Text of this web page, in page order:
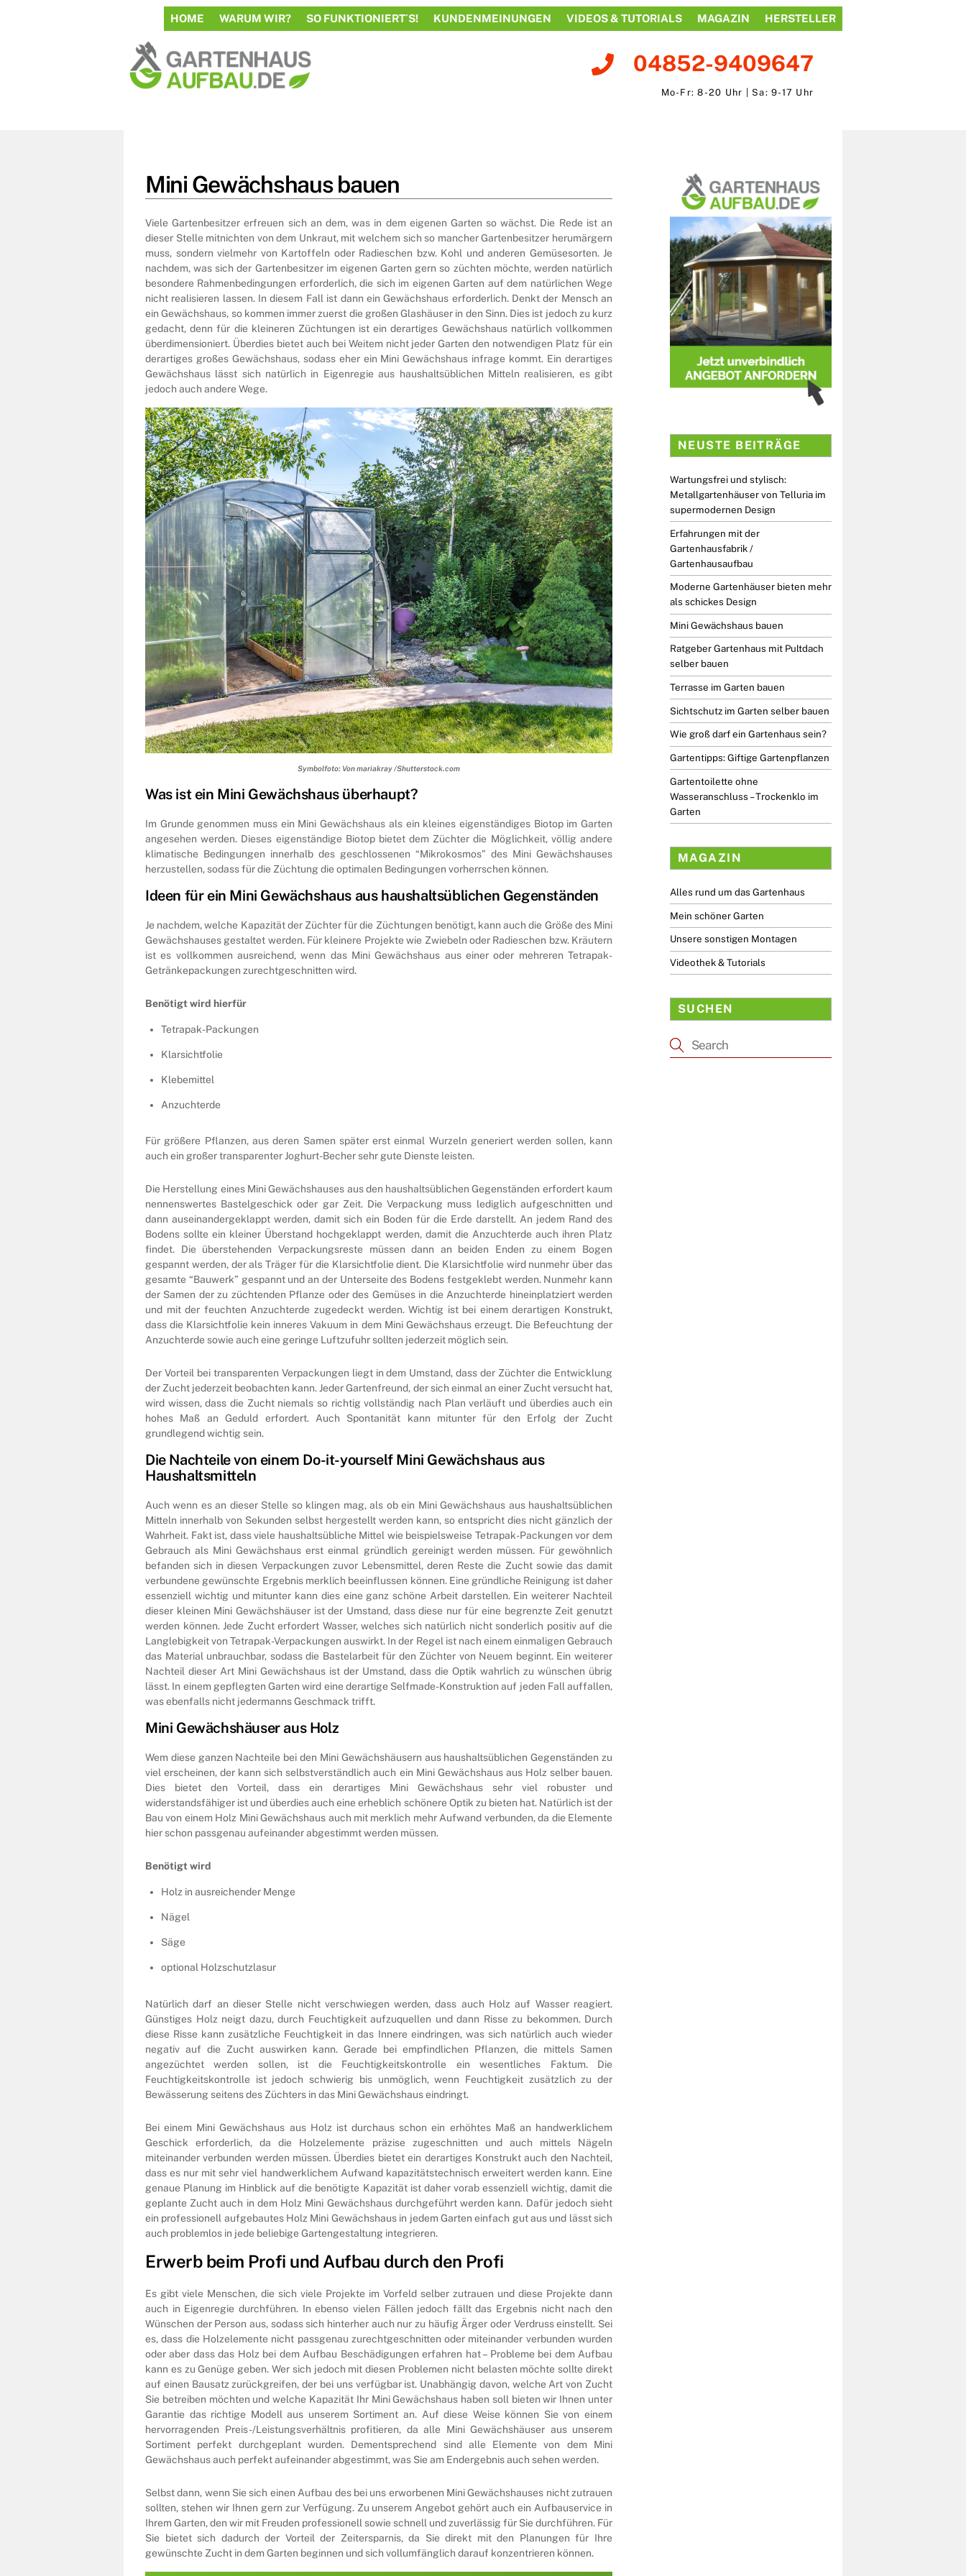
HOME WARUM WIR? SO FUNKTIONIERT´S! KUNDENMEINUNGEN VIDEOS & TUTORIALS MAGAZIN HERSTELLER
04852-9409647
Mo-Fr: 8-20 Uhr | Sa: 9-17 Uhr
Mini Gewächshaus bauen
Viele Gartenbesitzer erfreuen sich an dem, was in dem eigenen Garten so wächst. Die Rede ist an
dieser Stelle mitnichten von dem Unkraut, mit welchem sich so mancher Gartenbesitzer herumärgern
muss, sondern vielmehr von Kartoffeln oder Radieschen bzw. Kohl und anderen Gemüsesorten. Je
nachdem, was sich der Gartenbesitzer im eigenen Garten gern so züchten möchte, werden natürlich
besondere Rahmenbedingungen erforderlich, die sich im eigenen Garten auf dem natürlichen Wege
nicht realisieren lassen. In diesem Fall ist dann ein Gewächshaus erforderlich. Denkt der Mensch an
ein Gewächshaus, so kommen immer zuerst die großen Glashäuser in den Sinn. Dies ist jedoch zu kurz
gedacht, denn für die kleineren Züchtungen ist ein derartiges Gewächshaus natürlich vollkommen
überdimensioniert. Überdies bietet auch bei Weitem nicht jeder Garten den notwendigen Platz für ein
derartiges großes Gewächshaus, sodass eher ein Mini Gewächshaus infrage kommt. Ein derartiges
Gewächshaus lässt sich natürlich in Eigenregie aus haushaltsüblichen Mitteln realisieren, es gibt
jedoch auch andere Wege.
Symbolfoto: Von mariakray /Shutterstock.com
Was ist ein Mini Gewächshaus überhaupt?
Im Grunde genommen muss ein Mini Gewächshaus als ein kleines eigenständiges Biotop im Garten
angesehen werden. Dieses eigenständige Biotop bietet dem Züchter die Möglichkeit, völlig andere
klimatische Bedingungen innerhalb des geschlossenen “Mikrokosmos” des Mini Gewächshauses
herzustellen, sodass für die Züchtung die optimalen Bedingungen vorherrschen können.
Ideen für ein Mini Gewächshaus aus haushaltsüblichen Gegenständen
Je nachdem, welche Kapazität der Züchter für die Züchtungen benötigt, kann auch die Größe des Mini
Gewächshauses gestaltet werden. Für kleinere Projekte wie Zwiebeln oder Radieschen bzw. Kräutern
ist es vollkommen ausreichend, wenn das Mini Gewächshaus aus einer oder mehreren Tetrapak-
Getränkepackungen zurechtgeschnitten wird.
Benötigt wird hierfür
Tetrapak-Packungen
Klarsichtfolie
Klebemittel
Anzuchterde
Für größere Pflanzen, aus deren Samen später erst einmal Wurzeln generiert werden sollen, kann
auch ein großer transparenter Joghurt-Becher sehr gute Dienste leisten.
Die Herstellung eines Mini Gewächshauses aus den haushaltsüblichen Gegenständen erfordert kaum
nennenswertes Bastelgeschick oder gar Zeit. Die Verpackung muss lediglich aufgeschnitten und
dann auseinandergeklappt werden, damit sich ein Boden für die Erde darstellt. An jedem Rand des
Bodens sollte ein kleiner Überstand hochgeklappt werden, damit die Anzuchterde auch ihren Platz
findet. Die überstehenden Verpackungsreste müssen dann an beiden Enden zu einem Bogen
gespannt werden, der als Träger für die Klarsichtfolie dient. Die Klarsichtfolie wird nunmehr über das
gesamte “Bauwerk” gespannt und an der Unterseite des Bodens festgeklebt werden. Nunmehr kann
der Samen der zu züchtenden Pflanze oder des Gemüses in die Anzuchterde hineinplatziert werden
und mit der feuchten Anzuchterde zugedeckt werden. Wichtig ist bei einem derartigen Konstrukt,
dass die Klarsichtfolie kein inneres Vakuum in dem Mini Gewächshaus erzeugt. Die Befeuchtung der
Anzuchterde sowie auch eine geringe Luftzufuhr sollten jederzeit möglich sein.
Der Vorteil bei transparenten Verpackungen liegt in dem Umstand, dass der Züchter die Entwicklung
der Zucht jederzeit beobachten kann. Jeder Gartenfreund, der sich einmal an einer Zucht versucht hat,
wird wissen, dass die Zucht niemals so richtig vollständig nach Plan verläuft und überdies auch ein
hohes Maß an Geduld erfordert. Auch Spontanität kann mitunter für den Erfolg der Zucht
grundlegend wichtig sein.
Die Nachteile von einem Do-it-yourself Mini Gewächshaus aus
Haushaltsmitteln
Auch wenn es an dieser Stelle so klingen mag, als ob ein Mini Gewächshaus aus haushaltsüblichen
Mitteln innerhalb von Sekunden selbst hergestellt werden kann, so entspricht dies nicht gänzlich der
Wahrheit. Fakt ist, dass viele haushaltsübliche Mittel wie beispielsweise Tetrapak-Packungen vor dem
Gebrauch als Mini Gewächshaus erst einmal gründlich gereinigt werden müssen. Für gewöhnlich
befanden sich in diesen Verpackungen zuvor Lebensmittel, deren Reste die Zucht sowie das damit
verbundene gewünschte Ergebnis merklich beeinflussen können. Eine gründliche Reinigung ist daher
essenziell wichtig und mitunter kann dies eine ganz schöne Arbeit darstellen. Ein weiterer Nachteil
dieser kleinen Mini Gewächshäuser ist der Umstand, dass diese nur für eine begrenzte Zeit genutzt
werden können. Jede Zucht erfordert Wasser, welches sich natürlich nicht sonderlich positiv auf die
Langlebigkeit von Tetrapak-Verpackungen auswirkt. In der Regel ist nach einem einmaligen Gebrauch
das Material unbrauchbar, sodass die Bastelarbeit für den Züchter von Neuem beginnt. Ein weiterer
Nachteil dieser Art Mini Gewächshaus ist der Umstand, dass die Optik wahrlich zu wünschen übrig
lässt. In einem gepflegten Garten wird eine derartige Selfmade-Konstruktion auf jeden Fall auffallen,
was ebenfalls nicht jedermanns Geschmack trifft.
Mini Gewächshäuser aus Holz
Wem diese ganzen Nachteile bei den Mini Gewächshäusern aus haushaltsüblichen Gegenständen zu
viel erscheinen, der kann sich selbstverständlich auch ein Mini Gewächshaus aus Holz selber bauen.
Dies bietet den Vorteil, dass ein derartiges Mini Gewächshaus sehr viel robuster und
widerstandsfähiger ist und überdies auch eine erheblich schönere Optik zu bieten hat. Natürlich ist der
Bau von einem Holz Mini Gewächshaus auch mit merklich mehr Aufwand verbunden, da die Elemente
hier schon passgenau aufeinander abgestimmt werden müssen.
Benötigt wird
Holz in ausreichender Menge
Nägel
Säge
optional Holzschutzlasur
Natürlich darf an dieser Stelle nicht verschwiegen werden, dass auch Holz auf Wasser reagiert.
Günstiges Holz neigt dazu, durch Feuchtigkeit aufzuquellen und dann Risse zu bekommen. Durch
diese Risse kann zusätzliche Feuchtigkeit in das Innere eindringen, was sich natürlich auch wieder
negativ auf die Zucht auswirken kann. Gerade bei empfindlichen Pflanzen, die mittels Samen
angezüchtet werden sollen, ist die Feuchtigkeitskontrolle ein wesentliches Faktum. Die
Feuchtigkeitskontrolle ist jedoch schwierig bis unmöglich, wenn Feuchtigkeit zusätzlich zu der
Bewässerung seitens des Züchters in das Mini Gewächshaus eindringt.
Bei einem Mini Gewächshaus aus Holz ist durchaus schon ein erhöhtes Maß an handwerklichem
Geschick erforderlich, da die Holzelemente präzise zugeschnitten und auch mittels Nägeln
miteinander verbunden werden müssen. Überdies bietet ein derartiges Konstrukt auch den Nachteil,
dass es nur mit sehr viel handwerklichem Aufwand kapazitätstechnisch erweitert werden kann. Eine
genaue Planung im Hinblick auf die benötigte Kapazität ist daher vorab essenziell wichtig, damit die
geplante Zucht auch in dem Holz Mini Gewächshaus durchgeführt werden kann. Dafür jedoch sieht
ein professionell aufgebautes Holz Mini Gewächshaus in jedem Garten einfach gut aus und lässt sich
auch problemlos in jede beliebige Gartengestaltung integrieren.
Erwerb beim Profi und Aufbau durch den Profi
Es gibt viele Menschen, die sich viele Projekte im Vorfeld selber zutrauen und diese Projekte dann
auch in Eigenregie durchführen. In ebenso vielen Fällen jedoch fällt das Ergebnis nicht nach den
Wünschen der Person aus, sodass sich hinterher auch nur zu häufig Ärger oder Verdruss einstellt. Sei
es, dass die Holzelemente nicht passgenau zurechtgeschnitten oder miteinander verbunden wurden
oder aber dass das Holz bei dem Aufbau Beschädigungen erfahren hat – Probleme bei dem Aufbau
kann es zu Genüge geben. Wer sich jedoch mit diesen Problemen nicht belasten möchte sollte direkt
auf einen Bausatz zurückgreifen, der bei uns verfügbar ist. Unabhängig davon, welche Art von Zucht
Sie betreiben möchten und welche Kapazität Ihr Mini Gewächshaus haben soll bieten wir Ihnen unter
Garantie das richtige Modell aus unserem Sortiment an. Auf diese Weise können Sie von einem
hervorragenden Preis-/Leistungsverhältnis profitieren, da alle Mini Gewächshäuser aus unserem
Sortiment perfekt durchgeplant wurden. Dementsprechend sind alle Elemente von dem Mini
Gewächshaus auch perfekt aufeinander abgestimmt, was Sie am Endergebnis auch sehen werden.
Selbst dann, wenn Sie sich einen Aufbau des bei uns erworbenen Mini Gewächshauses nicht zutrauen
sollten, stehen wir Ihnen gern zur Verfügung. Zu unserem Angebot gehört auch ein Aufbauservice in
Ihrem Garten, den wir mit Freuden professionell sowie schnell und zuverlässig für Sie durchführen. Für
Sie bietet sich dadurch der Vorteil der Zeitersparnis, da Sie direkt mit den Planungen für Ihre
gewünschte Zucht in dem Garten beginnen und sich vollumfänglich darauf konzentrieren können.
NEUSTE BEITRÄGE
Wartungsfrei und stylisch:
Metallgartenhäuser von Telluria im
supermodernen Design
Erfahrungen mit der
Gartenhausfabrik /
Gartenhausaufbau
Moderne Gartenhäuser bieten mehr
als schickes Design
Mini Gewächshaus bauen
Ratgeber Gartenhaus mit Pultdach
selber bauen
Terrasse im Garten bauen
Sichtschutz im Garten selber bauen
Wie groß darf ein Gartenhaus sein?
Gartentipps: Giftige Gartenpflanzen
Gartentoilette ohne
Wasseranschluss – Trockenklo im
Garten
MAGAZIN
Alles rund um das Gartenhaus
Mein schöner Garten
Unsere sonstigen Montagen
Videothek & Tutorials
SUCHEN